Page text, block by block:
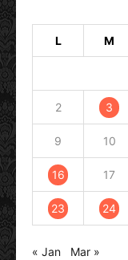
L M
2 3
9 10
16 17
23 24
« Jan Mar »